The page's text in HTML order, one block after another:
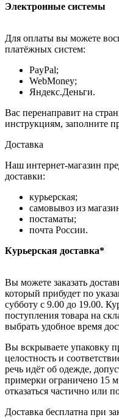
Электронные системы
Для оплаты вы можете
платёжных систем:
PayPal;
WebMoney;
Яндекс.Деньги.
Вас перенаправит на
инструкциям, заполните
Доставка
Наш интернет-магазин
доставки:
курьерская;
самовывоз из
постаматы;
почта России.
Курьерская доставка*
Вы можете заказать
который прибудет по
субботу с 9.00 до 19.00.
поступления товара на
выбрать удобное время
Вы вскрываете упаковку
целостность и
речь идёт об одежде,
примерки ограничено 15
отказаться частично или
Доставка бесплатна при